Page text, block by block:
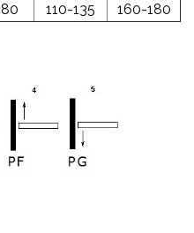
110-135 160-180